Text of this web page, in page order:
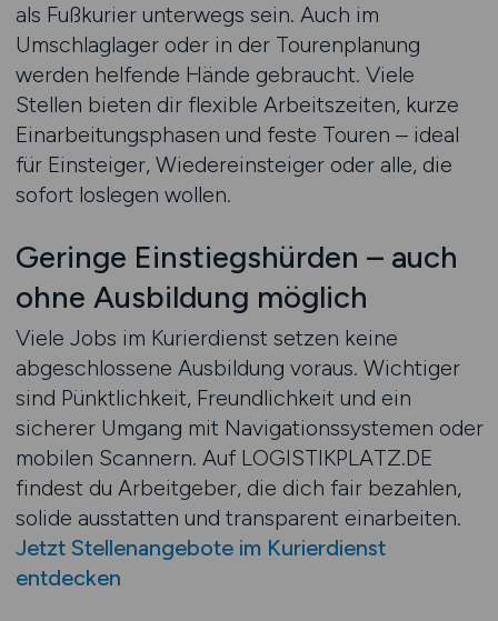
als Fußkurier unterwegs sein. Auch im
Umschlaglager oder in der Tourenplanung
werden helfende Hände gebraucht. Viele
Stellen bieten dir flexible Arbeitszeiten, kurze
Einarbeitungsphasen und feste Touren – ideal
für Einsteiger, Wiedereinsteiger oder alle, die
sofort loslegen wollen.
Geringe Einstiegshürden – auch
ohne Ausbildung möglich
Viele Jobs im Kurierdienst setzen keine
abgeschlossene Ausbildung voraus. Wichtiger
sind Pünktlichkeit, Freundlichkeit und ein
sicherer Umgang mit Navigationssystemen oder
mobilen Scannern. Auf LOGISTIKPLATZ.DE
findest du Arbeitgeber, die dich fair bezahlen,
solide ausstatten und transparent einarbeiten.
Jetzt Stellenangebote im Kurierdienst
entdecken